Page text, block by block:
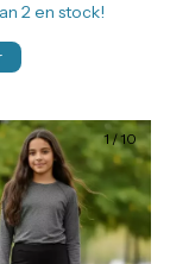
2en stock!
1/10